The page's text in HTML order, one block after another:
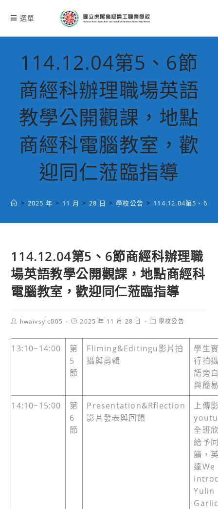
選單
114.12.04第5、6節
商經科辦理職場英語
教學公開觀課，地點
商經科電腦教室，歡
迎同仁蒞臨指導
> 2025 年 > 11 月 > 28 日 > 學校公告 > 114.12.04第5、6節
114.12.04第5、6節商經科辦理職
場英語教學公開觀課，地點商經科
電腦教室，歡迎同仁蒞臨指導
Posthwaivsylc005
Post2025 年 11 月 28 日
Post學校公告
13:10~14:00
第
5
節
Fliming&Editingu影片拍
攝與剪輯
學生
行拍
語旁
與簡
14:10~15:00
第
6
節
Presentation&Rflection
影片發表與回饋
上傳
全班
給予
饋，
達We
Yulin